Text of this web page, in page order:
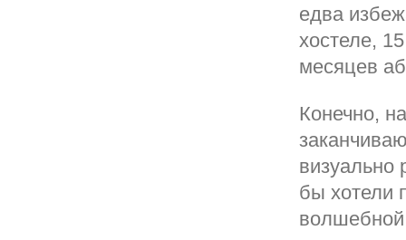
едва
хостеле,
месяцев
Конечно,
визуально
бы хотели